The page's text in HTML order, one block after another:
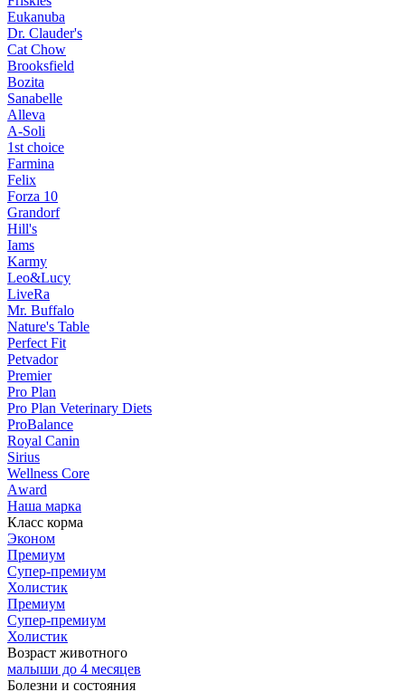
Eukanuba
Dr. Clauder's
Cat Chow
Brooksfield
Bozita
Sanabelle
Alleva
A-Soli
1st choice
Farmina
Felix
Forza 10
Grandorf
Hill's
Iams
Karmy
Leo&Lucy
LiveRa
Mr. Buffalo
Nature's Table
Perfect Fit
Petvador
Premier
Pro Plan
Pro Plan Veterinary Diets
ProBalance
Royal Canin
Sirius
Wellness Core
Аward
Наша марка
Класс корма
Эконом
Премиум
Супер-премиум
Холистик
Премиум
Супер-премиум
Холистик
Возраст животного
малыши до 4 месяцев
Болезни и состояния